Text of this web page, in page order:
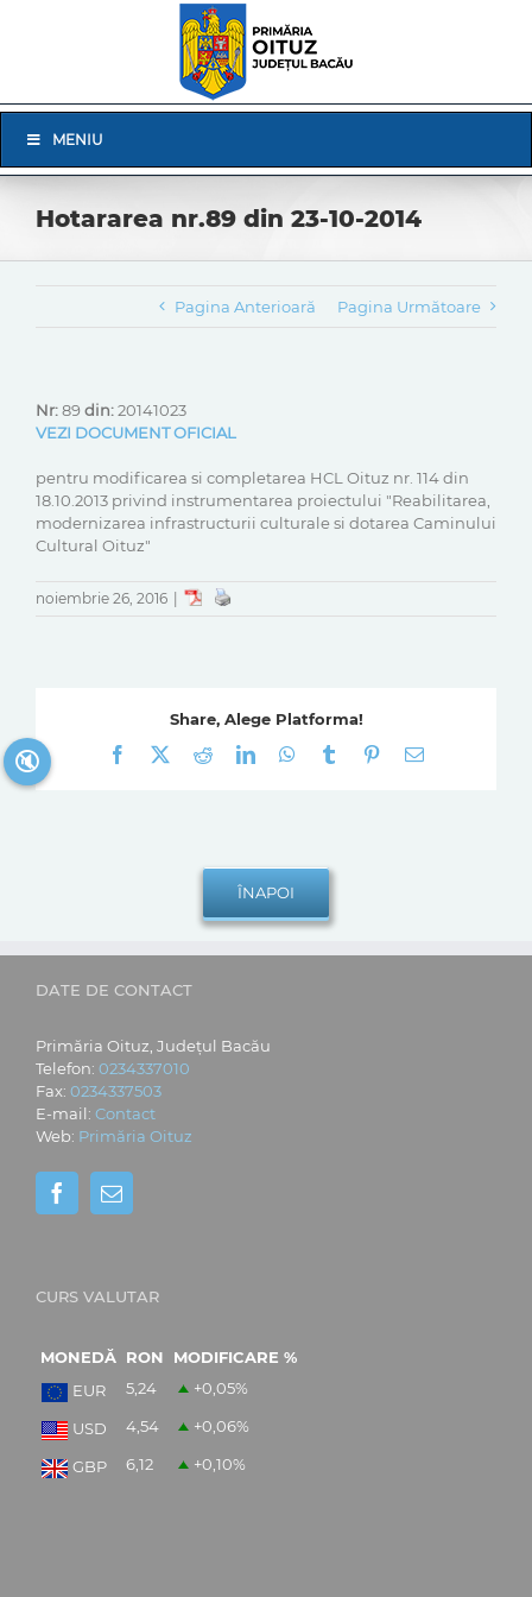
Navigation
MENIU
Hotararea nr.89 din 23-10-2014
Pagina Anterioară Pagina Următoare
Nr:89din:20141023
VEZI DOCUMENT OFICIAL
pentru modificarea si completarea HCL Oituz nr. 114 din
18.10.2013 privind instrumentarea proiectului "Reabilitarea,
modernizarea infrastructurii culturale si dotarea Caminului
Cultural Oituz"
noiembrie 26, 2016
Share, Alege Platforma!
Facebook
RedditLinkedInWhatsApp
Tumblr Pinterest
E-
DATE DE CONTACT
Primăria Oituz, Județul Bacău
Telefon: 0234337010
Fax: 0234337503
E-mail: Contact
Web: Primăria Oituz
CURS VALUTAR
MONEDĂ RON
MODIFICARE %
EUR
5,24 +0,05%
USD 4,54 +0,06%
GBP 6,12 +0,10%
🔇